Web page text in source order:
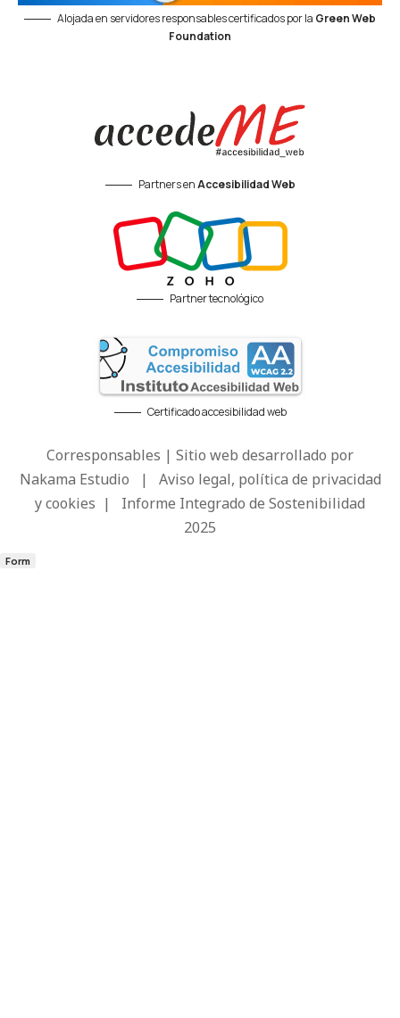
Alojada en servidores responsables certificados por la Green Web
Foundation
Partners enAccesibilidad Web
Partner tecnológico
Certificado accesibilidad web
Corresponsables | Sitio web desarrollado por
Nakama Estudio | Aviso legal, política de privacidad
y cookies | Informe Integrado de Sostenibilidad
2025
Form